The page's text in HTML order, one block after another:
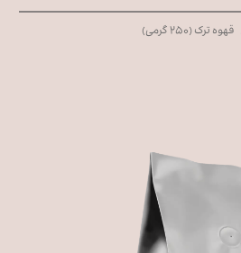
قهوه ترک (۲۵۰ گرمی)